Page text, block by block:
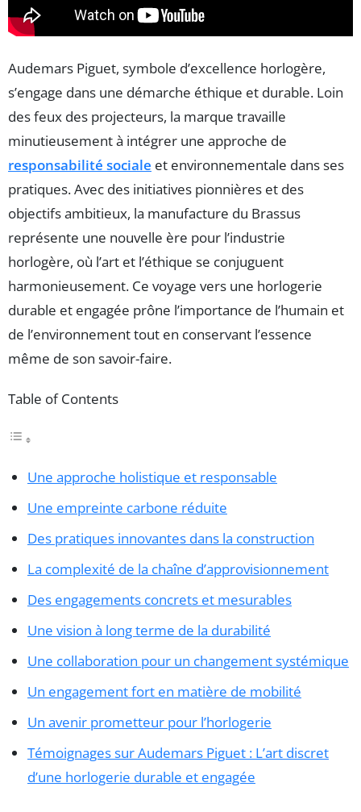
Audemars Piguet, symbole d’excellence horlogère,
s’engage dans une démarche éthique et durable. Loin
des feux des projecteurs, la marque travaille
minutieusement à intégrer une approche de
responsabilité sociale et environnementale dans ses
pratiques. Avec des initiatives pionnières et des
objectifs ambitieux, la manufacture du Brassus
représente une nouvelle ère pour l’industrie
horlogère, où l’art et l’éthique se conjuguent
harmonieusement. Ce voyage vers une horlogerie
durable et engagée prône l’importance de l’humain et
de l’environnement tout en conservant l’essence
même de son savoir-faire.
Table of Contents
Une approche holistique et responsable
Une empreinte carbone réduite
Des pratiques innovantes dans la construction
La complexité de la chaîne d’approvisionnement
Des engagements concrets et mesurables
Une vision à long terme de la durabilité
Une collaboration pour un changement systémique
Un engagement fort en matière de mobilité
Un avenir prometteur pour l’horlogerie
Témoignages sur Audemars Piguet : L’art discret
d’une horlogerie durable et engagée